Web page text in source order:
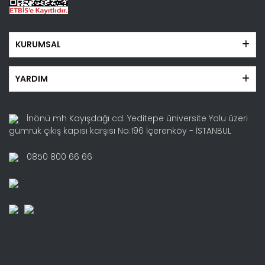
KURUMSAL
YARDIM
İnönü mh Kayışdağı cd. Yeditepe üniversite Yolu üzeri
gümrük çıkış kapısı karşısı No:196 İçerenköy - İSTANBUL
0850 800 66 66